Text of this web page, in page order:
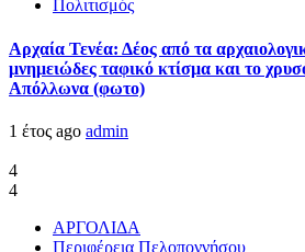
Πολιτισμός
Αρχαία Τενέα: Δέος από τα
μνημειώδες ταφικό κτίσμα και το
Απόλλωνα (φωτο)
1 έτος ago admin
4
4
ΑΡΓΟΛΙΔΑ
Περιφέρεια Πελοποννήσου